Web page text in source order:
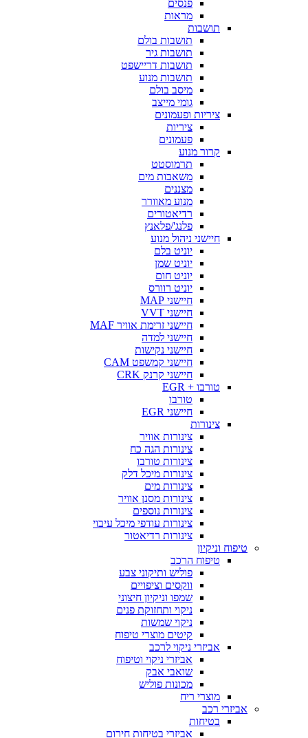
פנסים
מראות
תושבות
תושבות בולם
תושבות גיר
תושבות דריישפט
תושבות מנוע
מיסב בולם
גומי מייצב
ציריות ופעמונים
ציריות
פעמונים
קרור מנוע
תרמוסטט
משאבות מים
מצננים
מנוע מאוורר
רדיאטורים
פלנג'/פלאנץ
חיישני ניהול מנוע
יוניט בלם
יוניט שמן
יוניט חום
יוניט רוורס
חיישני MAP
חיישני VVT
חיישני זרימת אוויר MAF
חיישני למדה
חיישני נקישות
חיישני קמשפט CAM
חיישני קרנק CRK
טורבו + EGR
טורבו
חיישני EGR
צינורות
צינורות אוויר
צינורות הגה כח
צינורות טורבו
צינורות מיכל דלק
צינורות מים
צינורות מסנן אוויר
צינורות נוספים
צינורות עודפי מיכל עיבוי
צינורות רדיאטור
טיפוח וניקיון
טיפוח הרכב
פוליש ותיקוני צבע
ווקסים וציפויים
שמפו וניקיון חיצוני
ניקוי ותחזוקת פנים
ניקוי שמשות
קיטים מוצרי טיפוח
אביזרי ניקוי לרכב
אביזרי ניקוי וטיפוח
שואבי אבק
מכונות פוליש
מוצרי ריח
אביזרי רכב
בטיחות
אביזרי בטיחות חירום